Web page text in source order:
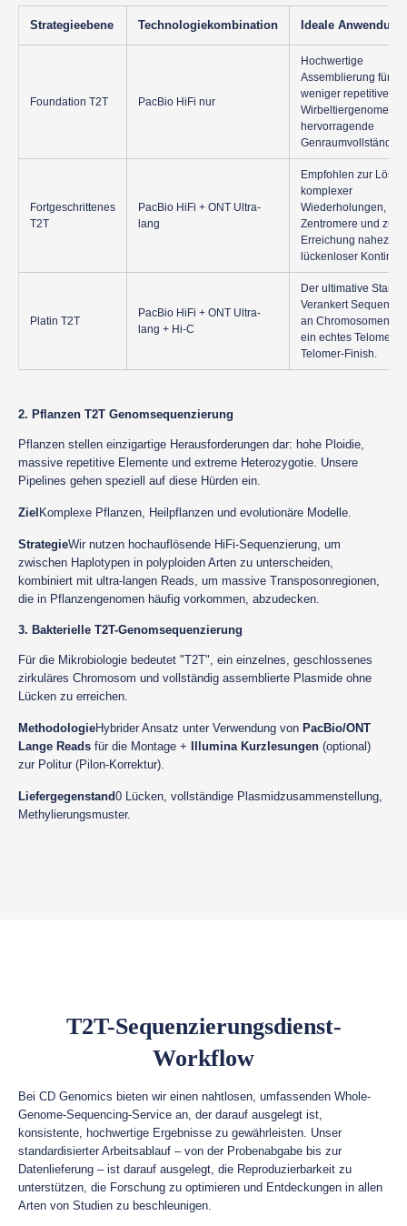
Strategieebene Technologiekombination Ideale Anwendung
Foundation T2T PacBio HiFi nur
Hochwertige
Assemblierung für
weniger repetitive
Wirbeltiergenome;
hervorragende
Fortgeschrittenes
T2T
PacBio HiFi + ONT Ultra-
lang
Empfohlen zur
komplexer
Wiederholungen,
Zentromere und zur
Erreichung nahezu
lückenloser
Platin T2T
PacBio HiFi + ONT Ultra-
lang + Hi-C
Der ultimative
Verankert Sequenzen
an Chromosomen für
ein echtes Telomer-
Telomer-Finish.
2. Pflanzen T2T Genomsequenzierung
Pflanzen stellen einzigartige Herausforderungen dar: hohe Ploidie,
massive repetitive Elemente und extreme Heterozygotie. Unsere
Pipelines gehen speziell auf diese Hürden ein.
Ziel Komplexe Pflanzen, Heilpflanzen und evolutionäre Modelle.
StrategieWir nutzen hochauflösende HiFi-Sequenzierung, um
zwischen Haplotypen in polyploiden Arten zu unterscheiden,
kombiniert mit ultra-langen Reads, um massive Transposonregionen,
die in Pflanzengenomen häufig vorkommen, abzudecken.
3. Bakterielle T2T-Genomsequenzierung
Für die Mikrobiologie bedeutet "T2T", ein einzelnes, geschlossenes
zirkuläres Chromosom und vollständig assemblierte Plasmide ohne
Lücken zu erreichen.
MethodologieHybrider Ansatz unter Verwendung von PacBio/ONT
Lange Reads für die Montage + Illumina Kurzlesungen (optional)
zur Politur (Pilon-Korrektur).
Liefergegenstand0 Lücken, vollständige Plasmidzusammenstellung,
Methylierungsmuster.
T2T-Sequenzierungsdienst-
Workflow
Bei CD Genomics bieten wir einen nahtlosen, umfassenden Whole-
Genome-Sequencing-Service an, der darauf ausgelegt ist,
konsistente, hochwertige Ergebnisse zu gewährleisten. Unser
standardisierter Arbeitsablauf – von der Probenabgabe bis zur
Datenlieferung – ist darauf ausgelegt, die Reproduzierbarkeit zu
unterstützen, die Forschung zu optimieren und Entdeckungen in allen
Arten von Studien zu beschleunigen.